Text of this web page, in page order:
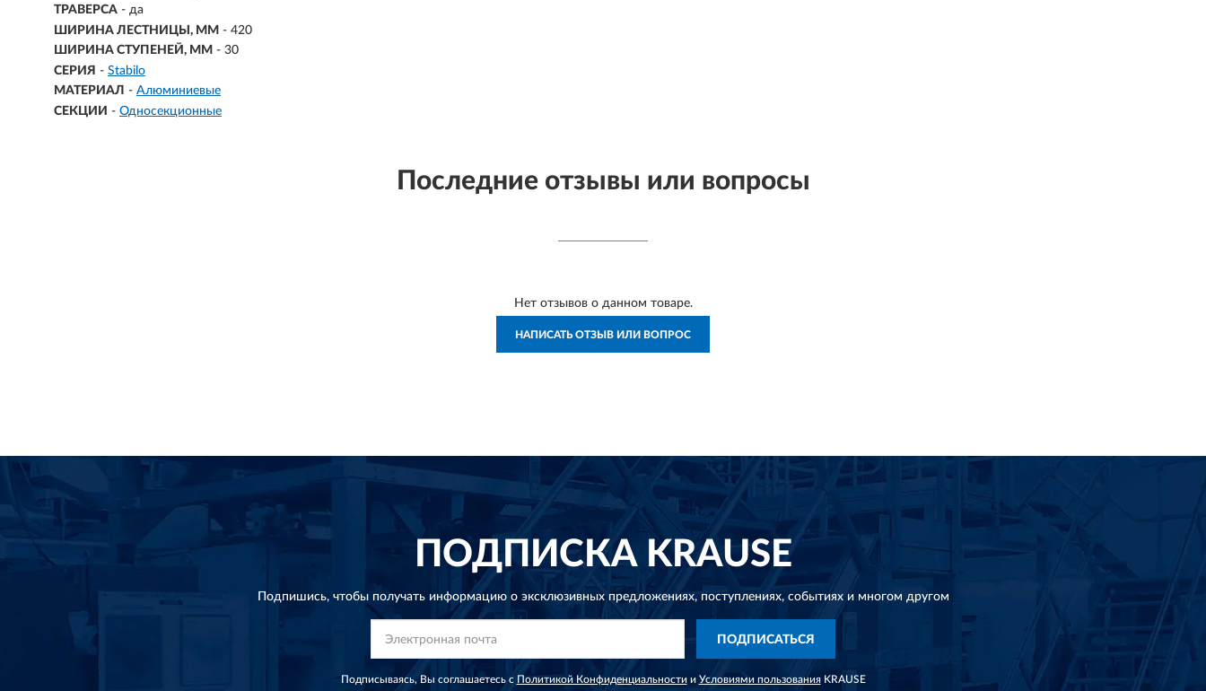
ТРАВЕРСА - да
ШИРИНА ЛЕСТНИЦЫ, ММ - 420
ШИРИНА СТУПЕНЕЙ, ММ - 30
СЕРИЯ - Stabilo
МАТЕРИАЛ - Алюминиевые
СЕКЦИИ - Односекционные
Последние отзывы или вопросы
Нет отзывов о данном товаре.
НАПИСАТЬ ОТЗЫВ ИЛИ ВОПРОС
ПОДПИСКАKRAUSE
Подпишись, чтобы получать информацию о эксклюзивных предложениях,поступлениях, событиях и многом другом
ПОДПИСАТЬСЯ
Подписываясь, Вы соглашаетесь с Политикой Конфиденциальности и Условиями пользованияKRAUSE